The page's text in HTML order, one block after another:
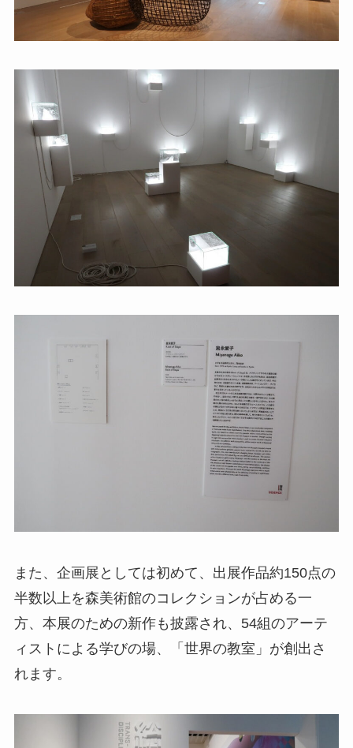
また、企画展としては初めて、出展作品約150点の
半数以上を森美術館のコレクションが占める一
方、本展のための新作も披露され、54組のアーテ
ィストによる学びの場、「世界の教室」が創出さ
れます。